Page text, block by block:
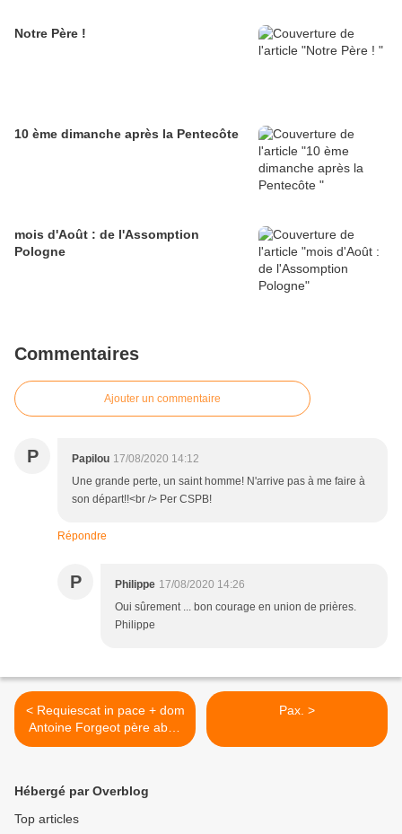
Notre Père !
10 ème dimanche après la Pentecôte
mois d'Août : de l'Assomption
Pologne
Commentaires
Ajouter un commentaire
P Papilou 17/08/2020 14:12
Une grande perte, un saint homme! N'arrive pas à me faire à
son départ!!<br /> Per CSPB!
Répondre
P Philippe 17/08/2020 14:26
Oui sûrement ... bon courage en union de prières.
Philippe
< Requiescat in pace + dom
Antoine Forgeot père abbé
émérite de Fontgombault
Pax. >
Hébergé par Overblog
Top articles